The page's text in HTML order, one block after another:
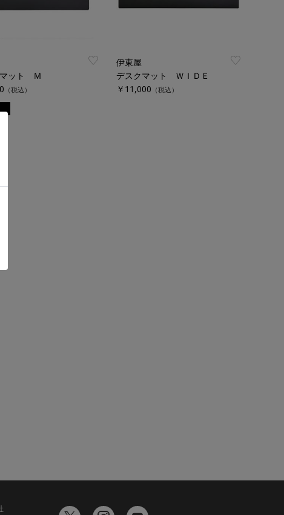
ット Ｍ
（税込）
伊東屋
デスクマット ＷＩＤＥ
￥11,000 （税込）